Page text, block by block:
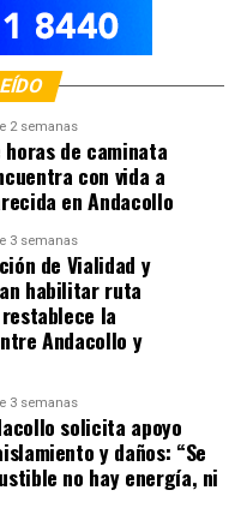
2 semanas
de caminata
con vida a
en Andacollo
3 semanas
de Vialidad y
habilitar ruta
la
Andacollo y
3 semanas
solicita apoyo
y daños: “Se
no hay energía, ni